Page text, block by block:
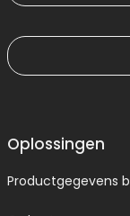
Oplossingen
Productgegevens